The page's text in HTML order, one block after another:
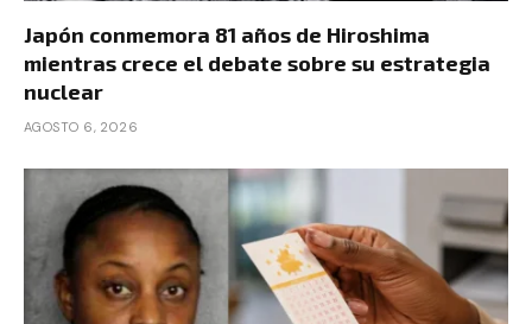
Japón conmemora 81 años de Hiroshima
mientras crece el debate sobre su estrategia
nuclear
AGOSTO 6, 2026